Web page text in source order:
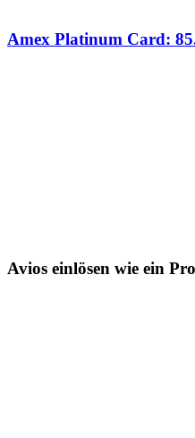
Amex Platinum Card:
Avios einlösen wie ein